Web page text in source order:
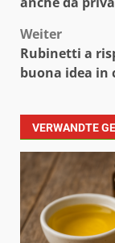
Weiter
Rubinetti a
buona idea in
VERWANDTE